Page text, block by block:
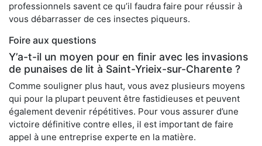
professionnels savent ce qu’il faudra faire pour réussir à
vous débarrasser de ces insectes piqueurs.
Foire aux questions
Y’a-t-il un moyen pour en finir avec les invasions
de punaises de lit à Saint-Yrieix-sur-Charente ?
Comme souligner plus haut, vous avez plusieurs moyens
qui pour la plupart peuvent être fastidieuses et peuvent
également devenir répétitives. Pour vous assurer d’une
victoire définitive contre elles, il est important de faire
appel à une entreprise experte en la matière.